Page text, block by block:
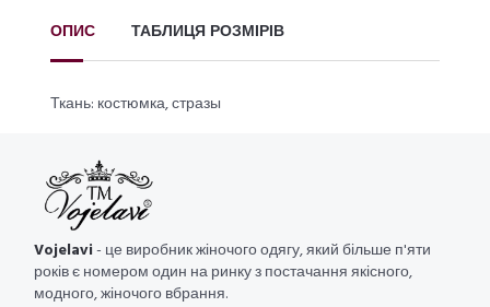
ОПИС ТАБЛИЦЯ РОЗМІРІВ
Ткань: костюмка, стразы
Vojelavi- це виробник жіночого одягу, який більше п'яти
років є номером один на ринку з постачання якісного,
модного, жіночого вбрання.